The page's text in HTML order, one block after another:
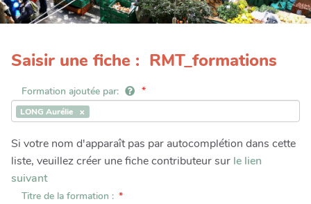
Saisir une fiche : RMT_formations
Formation ajoutée par:
LONG Aurélie
Si votre nom d'apparaît pas par autocomplétion dans cette
liste, veuillez créer une fiche contributeur sur le lien
suivant
Titre de la formation :